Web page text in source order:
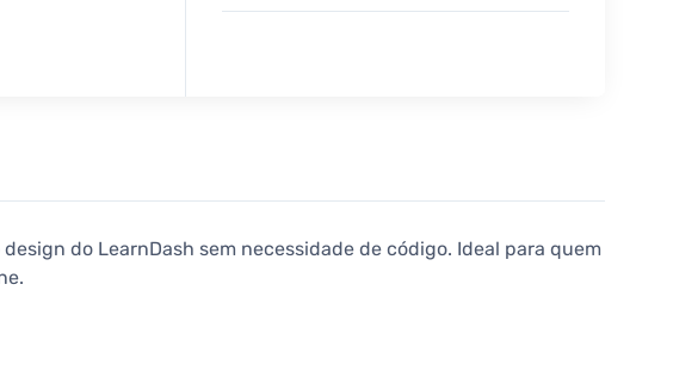
do LearnDash sem necessidade de código. Ideal para quem